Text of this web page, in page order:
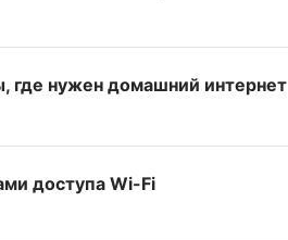
где нужен домашний интернет
доступа Wi-Fi